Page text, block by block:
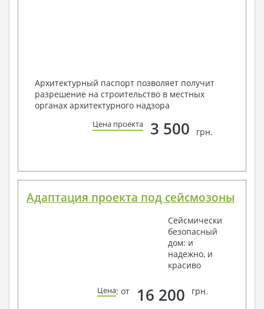
Архитектурный паспорт позволяет получит
разрешение на строительство в местных
органах архитектурного надзора
Цена проекта 3 500 грн.
Адаптация проекта под сейсмозоны
Сейсмически
безопасный
дом: и
надежно, и
красиво
Цена: от 16 200 грн.